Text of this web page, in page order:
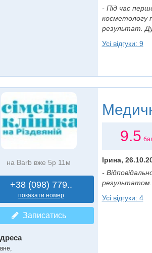
- Під час
косметологу
результат.
Усі відгуки: 9
на Barb вже 5р 11м
+38 (098) 779..
показати номер
Записатись
9.5
Ірина,
-
результатом.
Усі відгуки: 4